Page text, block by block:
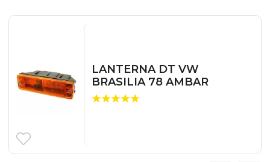
LANTERNA DT VW
BRASILIA 78 AMBAR